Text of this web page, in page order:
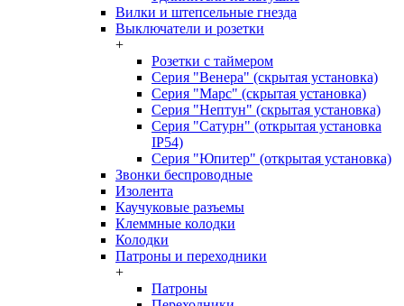
Вилки и штепсельные гнезда
Выключатели и розетки
+
Розетки с таймером
Серия "Венера" (скрытая установка)
Серия "Марс" (скрытая установка)
Серия "Нептун" (скрытая установка)
Серия "Сатурн" (открытая установка
IP54)
Серия "Юпитер" (открытая установка)
Звонки беспроводные
Изолента
Каучуковые разъемы
Клеммные колодки
Колодки
Патроны и переходники
+
Патроны